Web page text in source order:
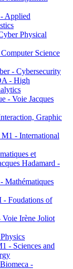
Applied
Physical
Science
- Cybersecurity
- High
- Voie Jacques
Graphic
- International
et
Hadamard -
Foudations of
Irène Joliot
- Sciences and
-